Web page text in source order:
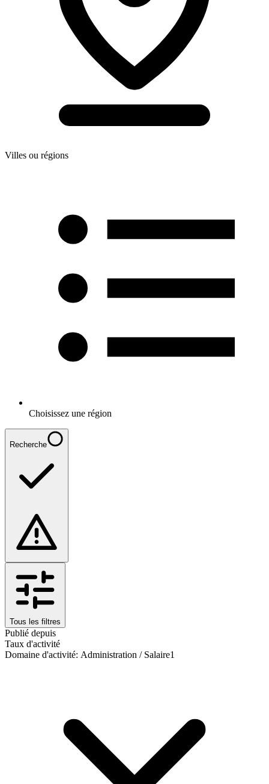
Villes ou régions
Choisissez une région
Recherche
Tous les filtres
Publié depuis
Taux d'activité
Domaine d'activité: Administration / Salaire1